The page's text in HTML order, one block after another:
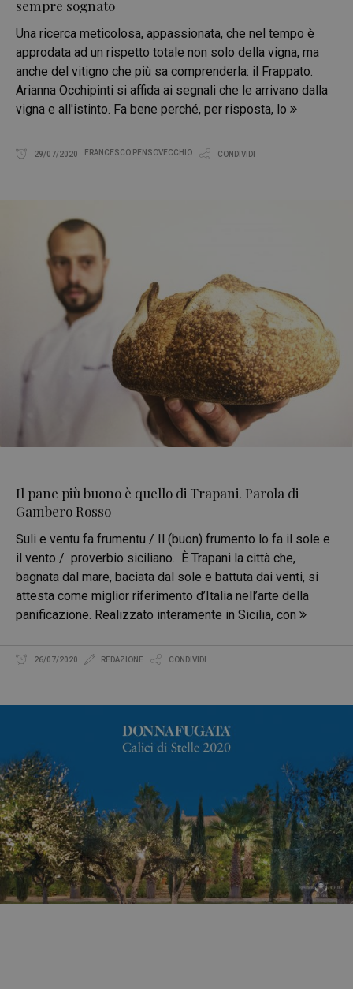
sempre sognato
Una ricerca meticolosa, appassionata, che nel tempo è
approdata ad un rispetto totale non solo della vigna, ma
anche del vitigno che più sa comprenderla: il Frappato.
Arianna Occhipinti si affida ai segnali che le arrivano dalla
vigna e all'istinto. Fa bene perché, per risposta, lo
29/07/2020 FRANCESCO PENSOVECCHIO CONDIVIDI
Il pane più buono è quello di Trapani. Parola di
Gambero Rosso
Suli e ventu fa frumentu / Il (buon) frumento lo fa il sole e
il vento / proverbio siciliano. È Trapani la città che,
bagnata dal mare, baciata dal sole e battuta dai venti, si
attesta come miglior riferimento d’Italia nell’arte della
panificazione. Realizzato interamente in Sicilia, con
26/07/2020 REDAZIONE CONDIVIDI